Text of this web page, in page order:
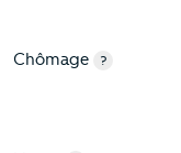
Chômage ?